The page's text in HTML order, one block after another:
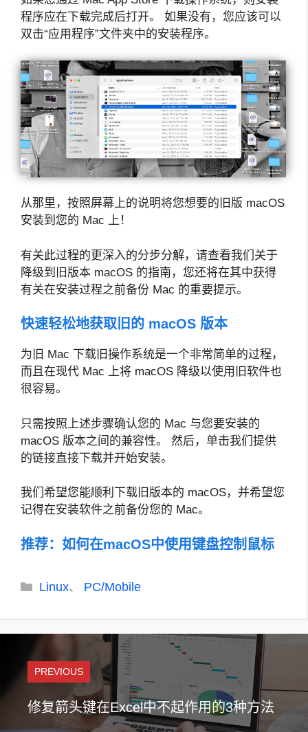
程序应在下载完成后打开。 如果没有，您应该可以
双击“应用程序”文件夹中的安装程序。
从那里，按照屏幕上的说明将您想要的旧版 macOS
安装到您的 Mac 上！
有关此过程的更深入的分步分解，请查看我们关于
降级到旧版本 macOS 的指南，您还将在其中获得
有关在安装过程之前备份 Mac 的重要提示。
快速轻松地获取旧的 macOS 版本
为旧 Mac 下载旧操作系统是一个非常简单的过程，
而且在现代 Mac 上将 macOS 降级以使用旧软件也
很容易。
只需按照上述步骤确认您的 Mac 与您要安装的
macOS 版本之间的兼容性。 然后，单击我们提供
的链接直接下载并开始安装。
我们希望您能顺利下载旧版本的 macOS，并希望您
记得在安装软件之前备份您的 Mac。
推荐： 如何在macOS中使用键盘控制鼠标
分
Linux、 PC/Mobile
PREVIOUS
修复箭头键在Excel中不起作用的3种方法